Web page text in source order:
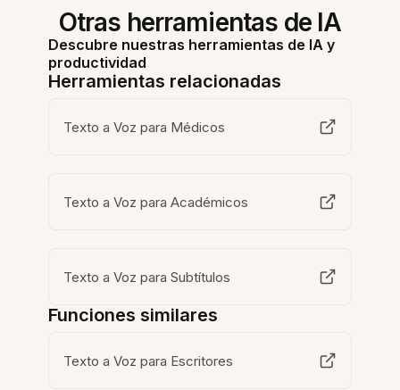
Otras herramientas de IA
Descubre nuestras herramientas de IA y
productividad
Herramientas relacionadas
Texto a Voz para Médicos
Texto a Voz para Académicos
Texto a Voz para Subtítulos
Funciones similares
Texto a Voz para Escritores